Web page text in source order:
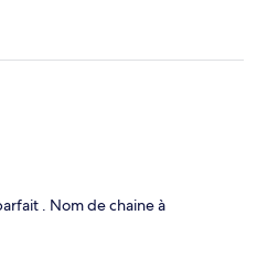
. Nom de chaine à